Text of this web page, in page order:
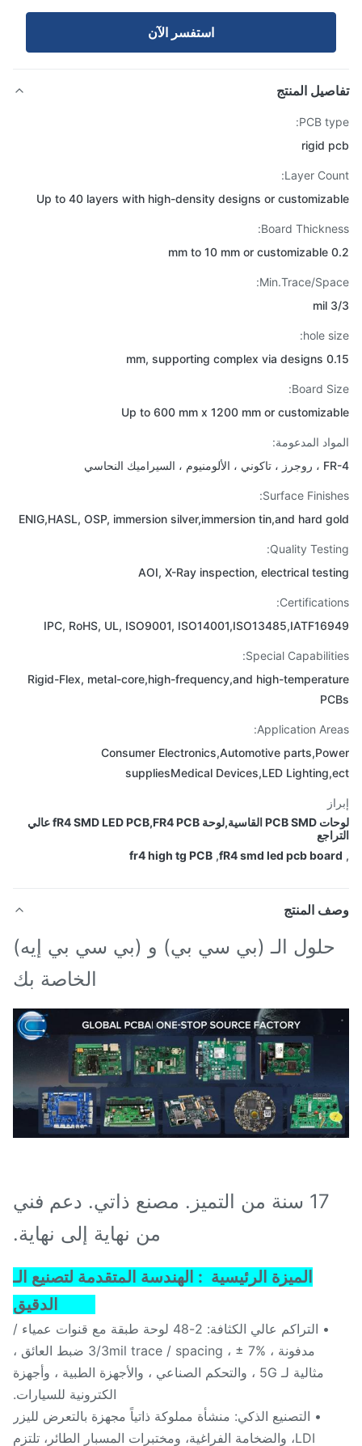
استفسر الآن
المنتج
PCB
rigid
Layer
Up to 40 layers with high-density designs or
Board
Min.Trace/
hole
Board
Up to 600 mm x 1200 mm or
المدعومة:
Surface
ENIG,HASL, OSP, immersion silver,immersion tin,and hard
Quality
AOI, X-Ray inspection, electrical
IPC, RoHS, UL, ISO9001,
Special
Rigid-Flex, metal-core,high-frequency,and high-
Application
Consumer Electronics,Automotive
suppliesMedical Devices,LED
لوحات PCB SMD القاسية,لوحة fR4 SMD LED PCB,FR4 PCB عالي
fR4 smd led pcb
,
fr4 high tg PCB
المنتج
حلول الـ (بي سي بي) و (بي سي بي إيه)
الخاصة بك
17 سنة من التميز. مصنع ذاتي. دعم فني
من نهاية إلى نهاية.
الميزة الرئيسية 1: الهندسة المتقدمة لتصنيع الـ
• التراكم عالي الكثافة: 2-48 لوحة طبقة مع قنوات عمياء /
مدفونة ، 3/3mil trace / spacing ، ± 7% ضبط العائق ،
مثالية لـ 5G ، والتحكم الصناعي ، والأجهزة الطبية ، وأجهزة
الكترونية للسيارات.
• التصنيع الذكي: منشأة مملوكة ذاتياً مجهزة بالتعرض لليزر
LDI، والضخامة الفراغية، ومختبرات المسبار الطائر، تلتزم